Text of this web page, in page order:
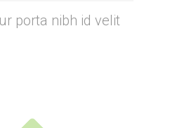
porta nibh id velit